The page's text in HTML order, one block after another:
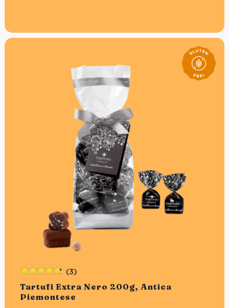
Haselnuss. Um die Qualität sicherzustellen, hat die Familie
Sebaste zusammen mit den über 30 Haselnussbauern
eine eigene Normierung vereinbart. Erst kurz vor der
Verarbeitung werden sie geknackt und anschließend von
Röstmeister Massimo in kleinen Portionen geröstet. Die
Tartufi dolci enthalten bis zu 42% der wertvollen
Piemonteser Haselnuss. Diese Tartufi dolci neri enthalten
70% dunkle Schokolade, karamellisierten
Kakaobohnensplittern und Haselnusspaste.
Tartufi Extra Nero 200g, Antica
Piemontese
(3)
mit4.67
von 5